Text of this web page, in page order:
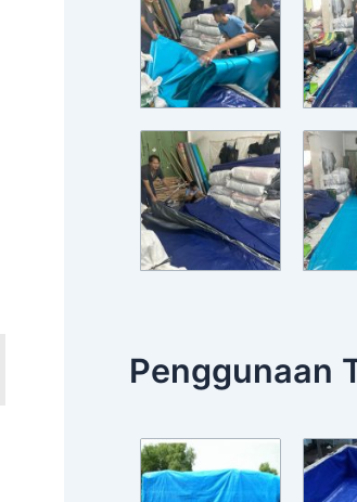
Penggunaan